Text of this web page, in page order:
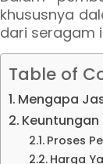
khususnya
dari seragam
Table of
Mengapa
Proses
Harga